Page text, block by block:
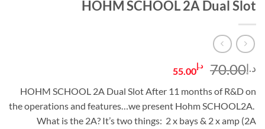
HOHM SCHOOL 2A Dual Slot
د.إ70.00 السعر
هو:
د.إ70.00.
د.إ55.00
هو:
د.إ55.00.
HOHM SCHOOL 2A Dual Slot After 11 months of R&D on
the operations and features…we present Hohm SCHOOL2A.
What is the 2A? It’s two things: 2 x bays & 2 x amp (2A